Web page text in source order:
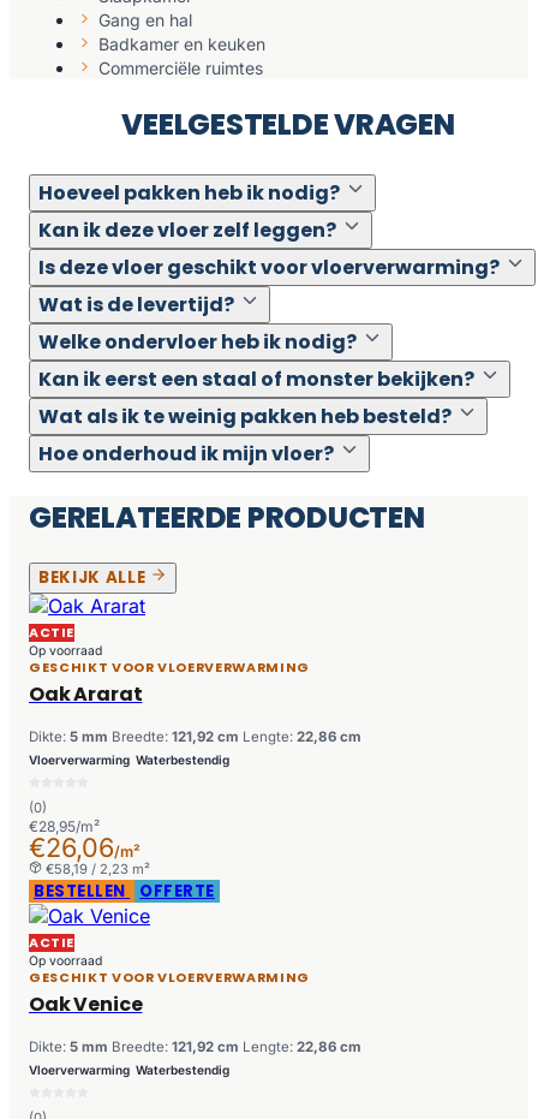
Gang en hal
Badkamer en keuken
Commerciële ruimtes
VEELGESTELDE VRAGEN
Hoeveel pakken heb ik nodig?
Kan ik deze vloer zelf leggen?
Is deze vloer geschikt voor vloerverwarming?
Wat is de levertijd?
Welke ondervloer heb ik nodig?
Kan ik eerst een staal of monster bekijken?
Wat als ik te weinig pakken heb besteld?
Hoe onderhoud ik mijn vloer?
GERELATEERDE PRODUCTEN
BEKIJK ALLE
ACTIE
Op voorraad
GESCHIKT VOOR VLOERVERWARMING
Oak Ararat
Dikte: 5 mm Breedte: 121,92 cm Lengte: 22,86 cm
Vloerverwarming Waterbestendig
(0)
€28,95/m²
€26,06/m²
€58,19 / 2,23 m²
BESTELLEN OFFERTE
ACTIE
Op voorraad
GESCHIKT VOOR VLOERVERWARMING
Oak Venice
Dikte: 5 mm Breedte: 121,92 cm Lengte: 22,86 cm
Vloerverwarming Waterbestendig